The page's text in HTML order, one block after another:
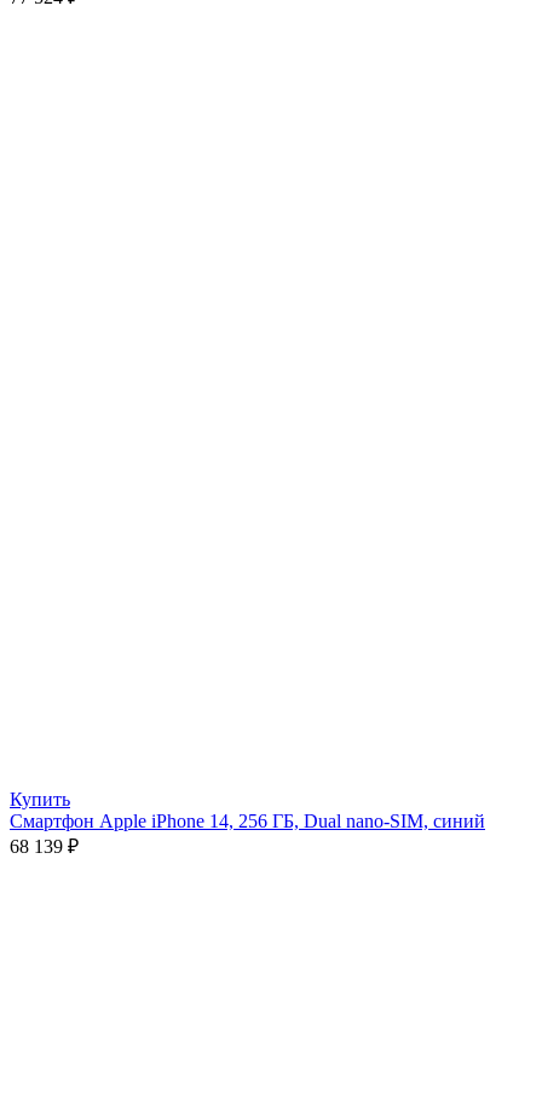
Купить
Смартфон Apple iPhone 14, 256 ГБ, Dual nano-SIM, синий
68 139 ₽